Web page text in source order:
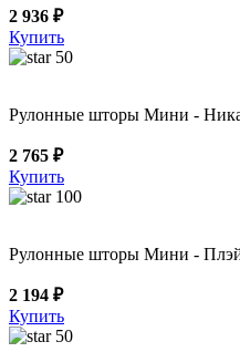
2 936 ₽
Купить
50
Рулонные шторы Мини - Ника
2 765 ₽
Купить
100
Рулонные шторы Мини -
2 194 ₽
Купить
50